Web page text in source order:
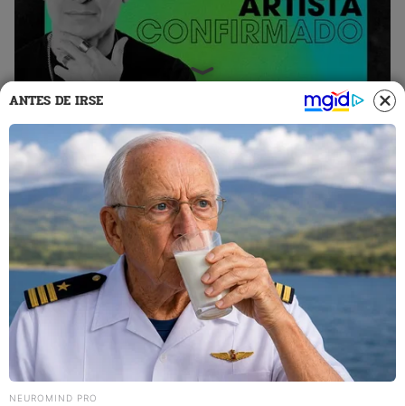
Justin Quiles
ANTES DE IRSE